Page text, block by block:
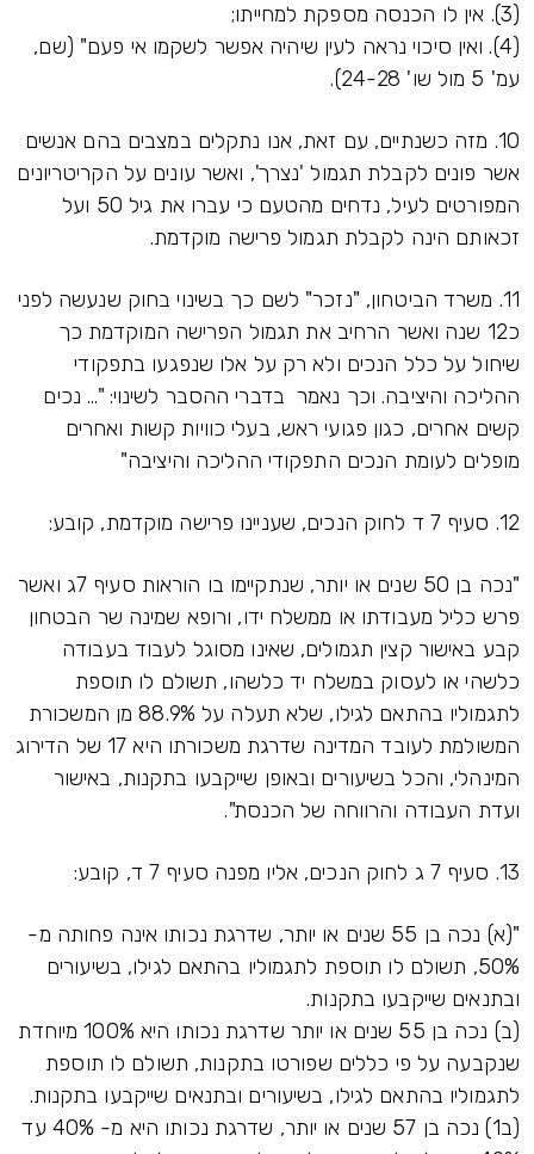
(3). אין לו הכנסה מספקת למחייתו;
(4). ואין סיכוי נראה לעין שיהיה אפשר לשקמו אי פעם" (שם,
עמ' 5 מול שו' 24-28).
10. מזה כשנתיים, עם זאת, אנו נתקלים במצבים בהם אנשים
אשר פונים לקבלת תגמול 'נצרך', ואשר עונים על הקריטריונים
המפורטים לעיל, נדחים מהטעם כי עברו את גיל 50 ועל
זכאותם הינה לקבלת תגמול פרישה מוקדמת.
11. משרד הביטחון, "נזכר" לשם כך בשינוי בחוק שנעשה לפני
כ12 שנה ואשר הרחיב את תגמול הפרישה המוקדמת כך
שיחול על כלל הנכים ולא רק על אלו שנפגעו בתפקודי
ההליכה והיציבה. וכך נאמר בדברי ההסבר לשינוי: "... נכים
קשים אחרים, כגון פגועי ראש, בעלי כוויות קשות ואחרים
מופלים לעומת הנכים התפקודי ההליכה והיציבה"
12. סעיף 7 ד לחוק הנכים, שעניינו פרישה מוקדמת, קובע:
"נכה בן 50 שנים או יותר, שנתקיימו בו הוראות סעיף 7ג ואשר
פרש כליל מעבודתו או ממשלח ידו, ורופא שמינה שר הבטחון
קבע באישור קצין תגמולים, שאינו מסוגל לעבוד בעבודה
כלשהי או לעסוק במשלח יד כלשהו, תשולם לו תוספת
לתגמוליו בהתאם לגילו, שלא תעלה על 88.9% מן המשכורת
המשולמת לעובד המדינה שדרגת משכורתו היא 17 של הדירוג
המינהלי, והכל בשיעורים ובאופן שייקבעו בתקנות, באישור
ועדת העבודה והרווחה של הכנסת".
13. סעיף 7 ג לחוק הנכים, אליו מפנה סעיף 7 ד, קובע:
"(א) נכה בן 55 שנים או יותר, שדרגת נכותו אינה פחותה מ-
50%, תשולם לו תוספת לתגמוליו בהתאם לגילו, בשיעורים
ובתנאים שייקבעו בתקנות.
(ב) נכה בן 55 שנים או יותר שדרגת נכותו היא 100% מיוחדת
שנקבעה על פי כללים שפורטו בתקנות, תשולם לו תוספת
לתגמוליו בהתאם לגילו, בשיעורים ובתנאים שייקבעו בתקנות.
(ב1) נכה בן 57 שנים או יותר, שדרגת נכותו היא מ- 40% עד